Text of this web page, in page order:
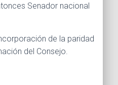
Senador nacional
de la paridad
del Consejo.